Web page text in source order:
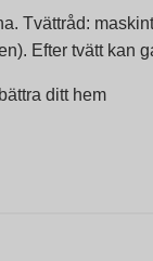
Tvättråd:
Efter tvätt kan
ditt hem